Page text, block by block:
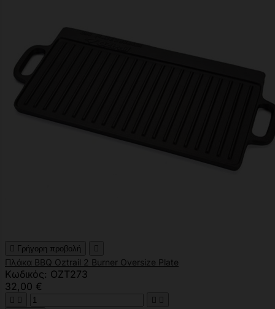
 Γρήγορη προβολή 
Πλάκα BBQ Oztrail 2 Burner Oversize Plate
Κωδικός: OZT273
32,00 €
   